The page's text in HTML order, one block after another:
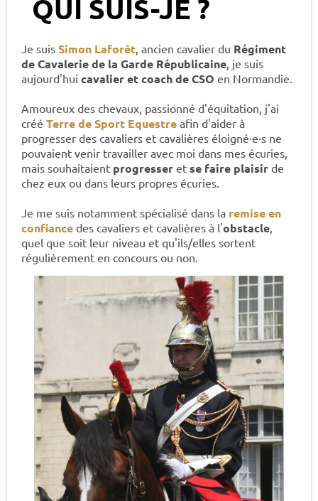
QUI SUIS-JE ?
Je suis Simon Laforêt , ancien cavalier du Régiment
de Cavalerie de la Garde Républicaine , je suis
aujourd'hui cavalier et coach de CSO en Normandie.
Amoureux des chevaux, passionné d'équitation, j'ai
créé Terre de Sport Equestre afin d'aider à
progresser des cavaliers et cavalières éloigné·e·s ne
pouvaient venir travailler avec moi dans mes écuries,
mais souhaitaient progresser et se faire plaisir de
chez eux ou dans leurs propres écuries.
Je me suis notamment spécialisé dans la remise en
confiance des cavaliers et cavalières à l'obstacle
quel que soit leur niveau et qu'ils/elles sortent
régulièrement en concours ou non.